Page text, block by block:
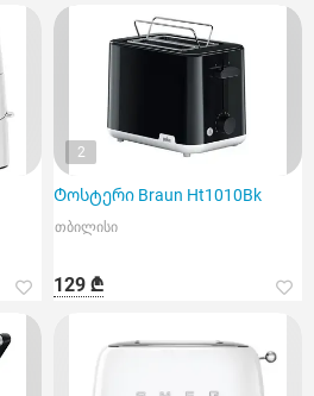
2
Ტოსტერი Braun Ht1010Bk
თბილისი
129 ₾